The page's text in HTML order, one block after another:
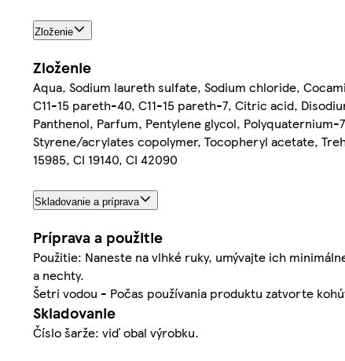
Zloženie
Zloženie
Aqua, Sodium laureth sulfate, Sodium chloride,
C11-15 pareth-40, C11-15 pareth-7, Citric acid,
Panthenol, Parfum, Pentylene glycol,
Styrene/acrylates copolymer, Tocopheryl acetate,
15985, CI 19140, CI 42090
Skladovanie a príprava
Príprava a použitie
Použitie: Naneste na vlhké ruky, umývajte ich
a nechty.
Šetri vodou - Počas používania produktu zatvorte
Skladovanie
Číslo šarže: viď obal výrobku.